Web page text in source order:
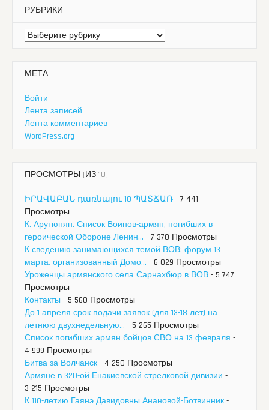
РУБРИКИ
Рубрики
МЕТА
Войти
Лента записей
Лента комментариев
WordPress.org
ПРОСМОТРЫ (ИЗ 10)
ԻՐԱՎԱԲԱՆ դառնալու 10 ՊԱՏՃԱՌ - 7 441
Просмотры
К. Арутюнян. Список Воинов-армян, погибших в
героической Обороне Ленин... - 7 370 Просмотры
К сведению занимающихся темой ВОВ: форум 13
марта, организованный Домо... - 6 029 Просмотры
Уроженцы армянского села Сарнахбюр в ВОВ - 5 747
Просмотры
Контакты - 5 560 Просмотры
До 1 апреля срок подачи заявок (для 13-18 лет) на
летнюю двухнедельную... - 5 265 Просмотры
Список погибших армян бойцов СВО на 13 февраля -
4 999 Просмотры
Битва за Волчанск - 4 250 Просмотры
Армяне в 320-ой Енакиевской стрелковой дивизии -
3 215 Просмотры
К 110-летию Гаянэ Давидовны Анановой-Ботвинник -